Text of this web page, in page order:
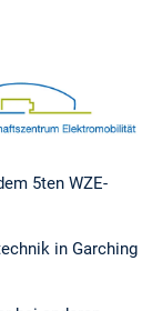
5ten WZE-
in Garching